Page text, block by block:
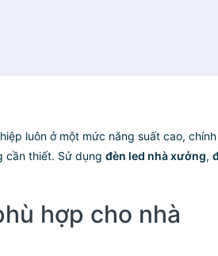
luôn ở một mức năng suất cao,
cần thiết. Sử dụng đèn led nhà xưởng,
hợp cho nhà